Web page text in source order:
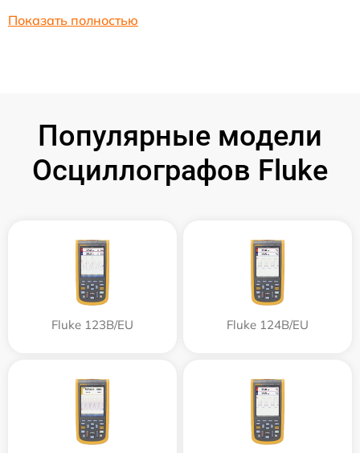
Показать полностью
Популярные модели
Осциллографов Fluke
Fluke 123B/EU Fluke 124B/EU